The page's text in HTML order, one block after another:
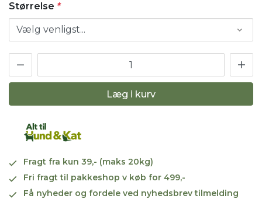
Størrelse *
Læg i kurv
Fragt fra kun 39,- (maks 20kg)
Fri fragt til pakkeshop v køb for 499,-
Få nyheder og fordele ved nyhedsbrev tilmelding